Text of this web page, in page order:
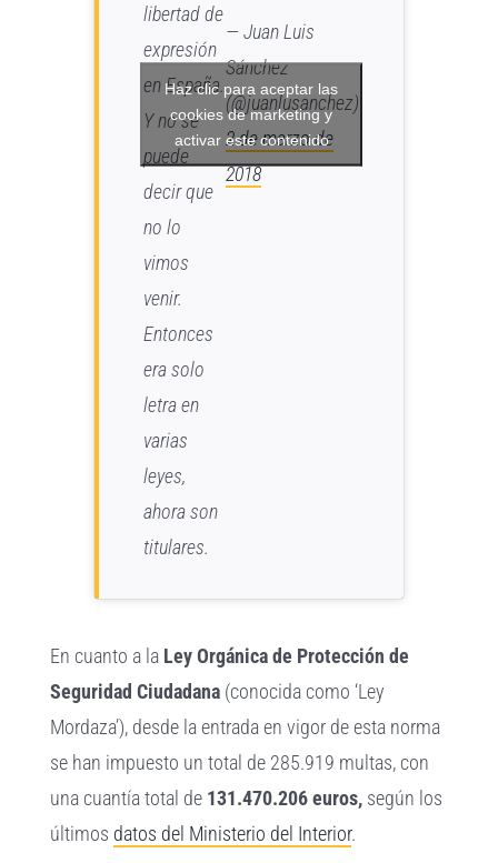
libertad de
expresión
en España.
Y no se
puede
decir que
no lo
vimos
venir.
Entonces
era solo
letra en
varias
leyes,
ahora son
titulares.
— Juan Luis
Sánchez
(@juanlusanchez)
2 de marzo de
2018
Haz clic para aceptar las
cookies de marketing y
activar este contenido
En cuanto a la Ley Orgánica de Protección de
Seguridad Ciudadana (conocida como ‘Ley
Mordaza’), desde la entrada en vigor de esta norma
se han impuesto un total de 285.919 multas, con
una cuantía total de 131.470.206 euros, según los
últimos datos del Ministerio del Interior.